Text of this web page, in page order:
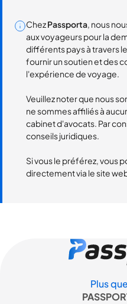
ChezPassporta, nous
aux voyageurs pour la
différents pays à travers
fournir un soutien et des
l'expérience de voyage.
Veuillez noter que nous
ne sommes affiliés à
cabinet d'avocats. Par
conseils juridiques.
Si vous le préférez, vous
directement via le site
Plus